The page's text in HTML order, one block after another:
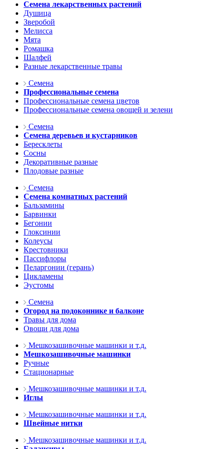
Семена лекарственных растений
Душица
Зверобой
Мелисса
Мята
Ромашка
Шалфей
Разные лекарственные травы
Семена
Профессиональные семена
Профессиональные семена цветов
Профессиональные семена овощей и зелени
Семена
Семена деревьев и кустарников
Бересклеты
Сосны
Декоративные разные
Плодовые разные
Семена
Семена комнатных растений
Бальзамины
Барвинки
Бегонии
Глоксинии
Колеусы
Крестовники
Пассифлоры
Пеларгонии (герань)
Цикламены
Эустомы
Семена
Огород на подоконнике и балконе
Травы для дома
Овощи для дома
Мешкозашивочные машинки и т.д.
Мешкозашивочные машинки
Ручные
Стационарные
Мешкозашивочные машинки и т.д.
Иглы
Мешкозашивочные машинки и т.д.
Швейные нитки
Мешкозашивочные машинки и т.д.